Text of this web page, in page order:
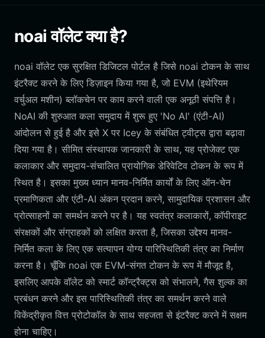
noai वॉलेट क्या है?
noai वॉलेट एक सुरक्षित डिजिटल पोर्टल है जिसे noai टोकन के साथ
इंटरैक्ट करने के लिए डिज़ाइन किया गया है, जो EVM (इथेरियम
वर्चुअल मशीन) ब्लॉकचेन पर काम करने वाली एक अनूठी संपत्ति है।
NoAI की शुरुआत कला समुदाय में शुरू हुए 'No AI' (एंटी-AI)
आंदोलन से हुई है और इसे X पर Icey के संबंधित ट्वीट्स द्वारा बढ़ावा
दिया गया है। सीमित संस्थापक जानकारी के साथ, यह प्रोजेक्ट एक
कलाकार और समुदाय-संचालित प्रायोगिक डेरिवेटिव टोकन के रूप में
स्थित है। इसका मुख्य ध्यान मानव-निर्मित कार्यों के लिए ऑन-चेन
प्रमाणिकता और एंटी-AI अंकन प्रदान करने, सामुदायिक प्रशासन और
प्रोत्साहनों का समर्थन करने पर है। यह स्वतंत्र कलाकारों, कॉपीराइट
संरक्षकों और संग्राहकों को लक्षित करता है, जिसका उद्देश्य मानव-
निर्मित कला के लिए एक सत्यापन योग्य पारिस्थितिकी तंत्र का निर्माण
करना है। चूँकि noai एक EVM-संगत टोकन के रूप में मौजूद है,
इसलिए आपके वॉलेट को स्मार्ट कॉन्ट्रैक्ट्स को संभालने, गैस शुल्क का
प्रबंधन करने और इस पारिस्थितिकी तंत्र का समर्थन करने वाले
विकेंद्रीकृत वित्त प्रोटोकॉल के साथ सहजता से इंटरैक्ट करने में सक्षम
होना चाहिए।